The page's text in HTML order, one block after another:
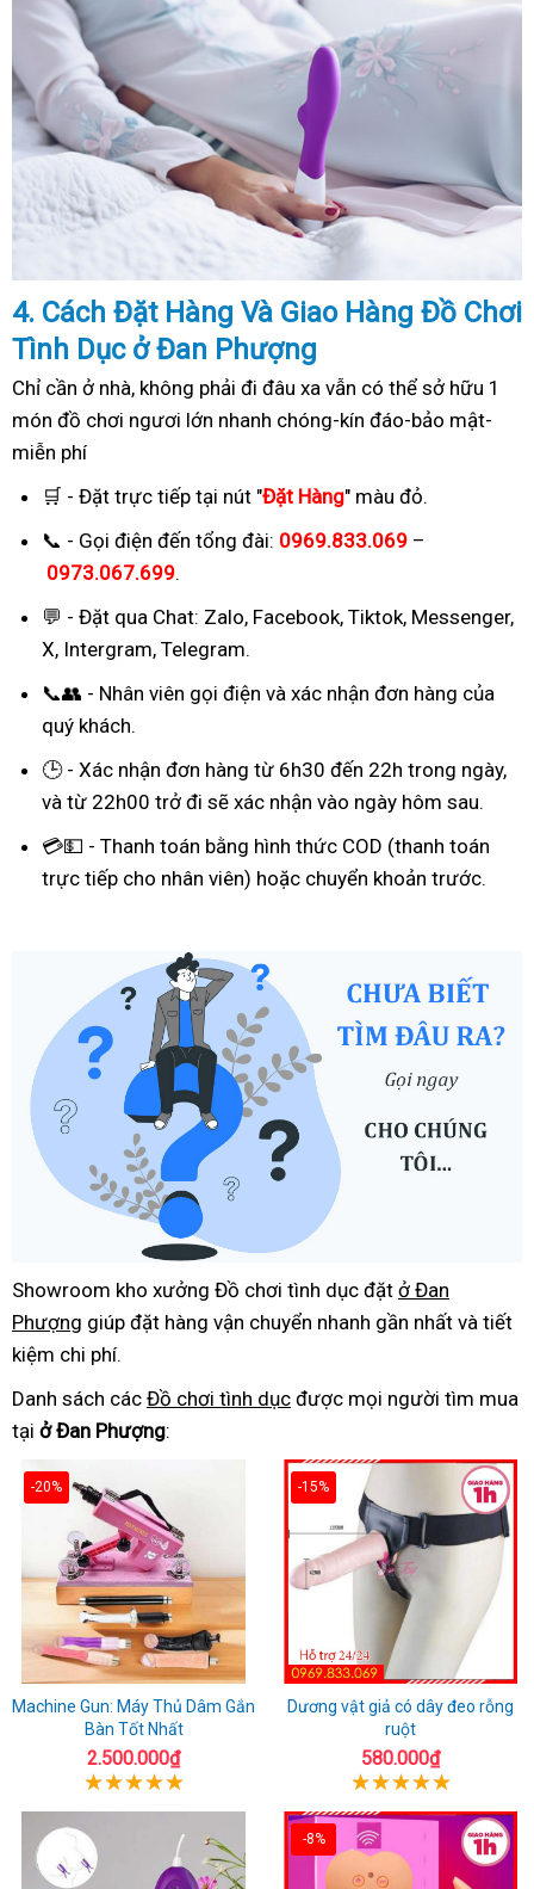
4. Cách Đặt Hàng Và Giao Hàng Đồ Chơi
Tình Dục ở Đan Phượng
Chỉ cần ở nhà, không phải đi đâu xa vẫn có thể sở hữu 1
món đồ chơi ngươi lớn nhanh chóng-kín đáo-bảo mật-
miễn phí
🛒 - Đặt trực tiếp tại nút "Đặt Hàng" màu đỏ.
📞 - Gọi điện đến tổng đài: 0969.833.069 –
0973.067.699.
💬 - Đặt qua Chat: Zalo, Facebook, Tiktok, Messenger,
X, Intergram, Telegram.
📞👥 - Nhân viên gọi điện và xác nhận đơn hàng của
quý khách.
🕒 - Xác nhận đơn hàng từ 6h30 đến 22h trong ngày,
và từ 22h00 trở đi sẽ xác nhận vào ngày hôm sau.
💳💵 - Thanh toán bằng hình thức COD (thanh toán
trực tiếp cho nhân viên) hoặc chuyển khoản trước.
Showroom kho xưởng Đồ chơi tình dục đặt ở Đan
Phượng giúp đặt hàng vận chuyển nhanh gần nhất và tiết
kiệm chi phí.
Danh sách các Đồ chơi tình dục được mọi người tìm mua
tại ở Đan Phượng:
-20%
Machine Gun: Máy Thủ Dâm Gắn
Bàn Tốt Nhất
2.500.000₫
-15%
Dương vật giả có dây đeo rỗng
ruột
580.000₫
-8%